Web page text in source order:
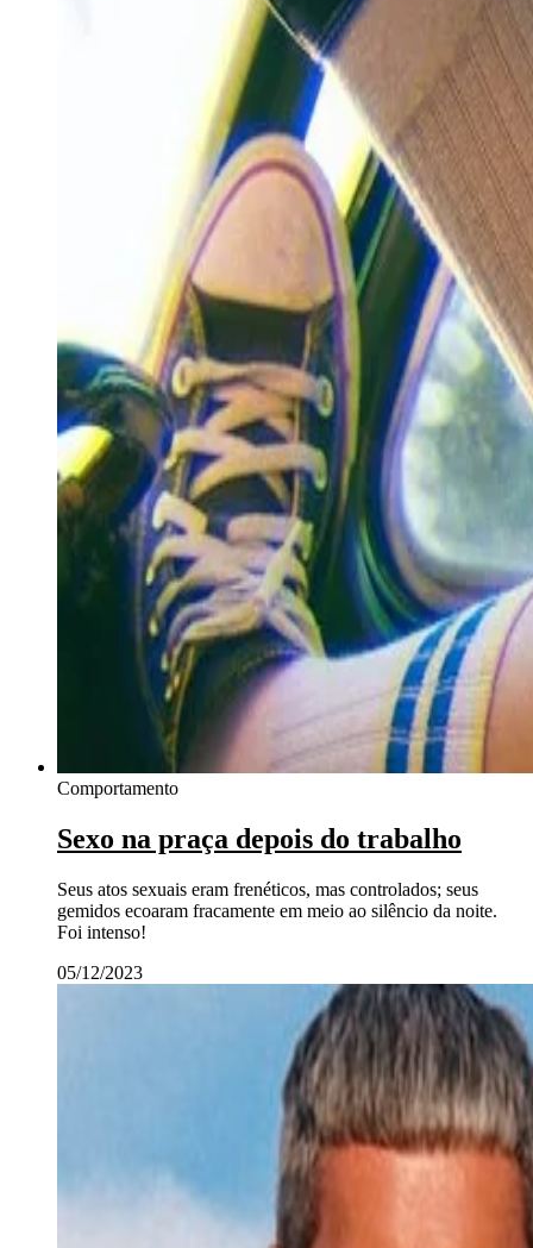
Comportamento
Sexo na praça depois do trabalho
Seus atos sexuais eram frenéticos, mas controlados; seus
gemidos ecoaram fracamente em meio ao silêncio da noite.
Foi intenso!
05/12/2023